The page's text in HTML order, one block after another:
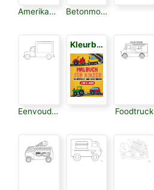
Amerikaanse Vrachtwagen Betonmolen
Eenvoudige Vrachtwagen
Kleurboek voor Kinderen 3
Foodtruck